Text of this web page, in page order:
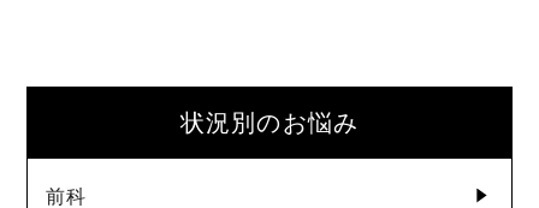
状況別のお悩み
前科